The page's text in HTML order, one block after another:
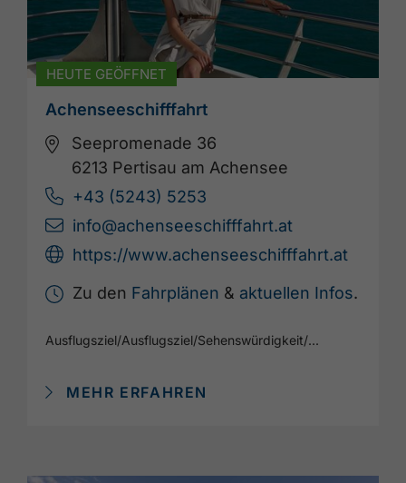
HEUTE GEÖFFNET
Achenseeschifffahrt
Seepromenade 36
6213 Pertisau am Achensee
+43 (5243) 5253
info@achenseeschifffahrt.at
https://www.achenseeschifffahrt.at
Zu den Fahrplänen & aktuellen Infos.
Ausflugsziel/Ausflugsziel/Sehenswürdigkeit/...
MEHR ERFAHREN